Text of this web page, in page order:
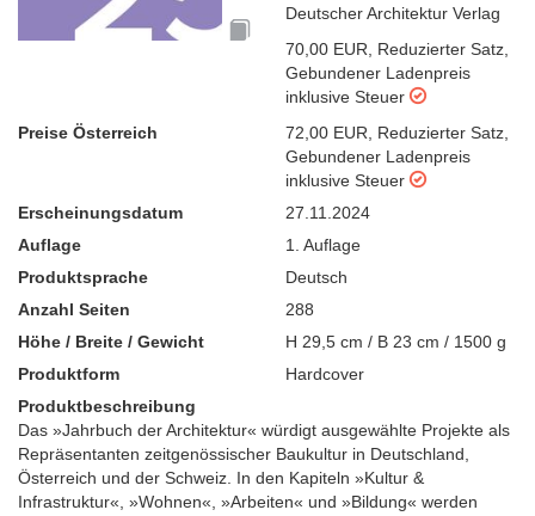
Deutscher Architektur Verlag
70,00 EUR
Reduzierter Satz
Gebundener Ladenpreis
inklusive Steuer
Preise Österreich
72,00 EUR Reduzierter Satz
Gebundener Ladenpreis
inklusive Steuer
Erscheinungsdatum
27.11.2024
Auflage
1. Auflage
Produktsprache
Deutsch
Anzahl Seiten
288
Höhe / Breite / Gewicht
H 29,5 cm / B 23 cm / 1500 g
Produktform
Hardcover
Produktbeschreibung
Das »Jahrbuch der Architektur« würdigt ausgewählte Projekte als
Repräsentanten zeitgenössischer Baukultur in Deutschland,
Österreich und der Schweiz. In den Kapiteln »Kultur &
Infrastruktur«, »Wohnen«, »Arbeiten« und »Bildung« werden